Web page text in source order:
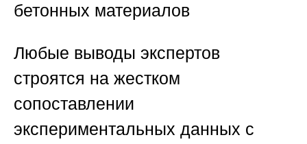
бетонных материалов
Любые выводы экспертов
строятся на жестком
сопоставлении
экспериментальных данных с